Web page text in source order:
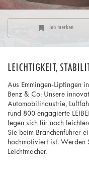
Job merken
LEICHTIGKEIT,
Aus Emmingen-Liptingen
Benz & Co: Unsere
Automobilindustrie,
rund 800 engagierte
legen sich für noch
Sie beim Branchenführer
hochmotiviert ist. Werden
Leichtmacher.